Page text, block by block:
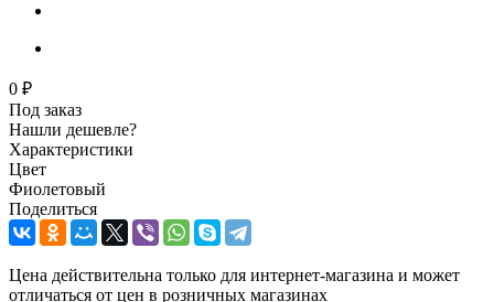
0 ₽
Под заказ
Нашли дешевле?
Характеристики
Цвет
Фиолетовый
Поделиться
Цена действительна только для интернет-магазина и может
отличаться от цен в розничных магазинах